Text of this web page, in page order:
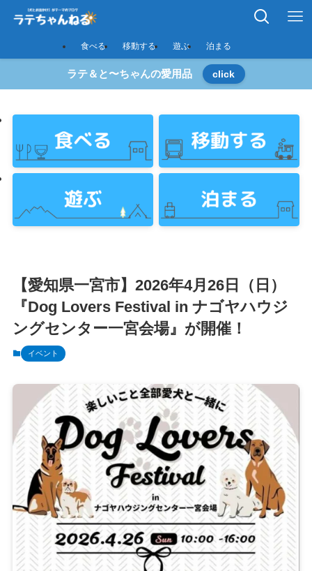
食べる 移動する 遊ぶ 泊まる
ラテ＆と〜ちゃんの愛用品 click
【愛知県一宮市】2026年4月26日（日）
『Dog Lovers Festival in ナゴヤハウジ
ングセンター一宮会場』が開催！
イベント